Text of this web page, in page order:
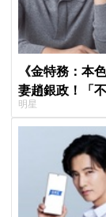
《金特務：本
妻趙銀政！「
一句話展現滿滿
明星